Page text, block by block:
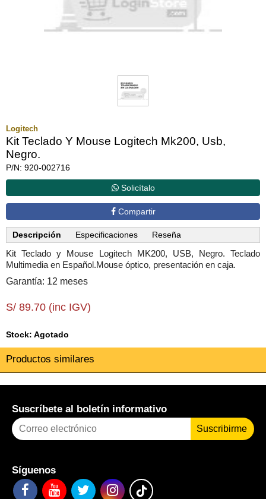
Logitech
Kit Teclado Y Mouse Logitech Mk200, Usb,
Negro.
P/N: 920-002716
Solicítalo
Compartir
Descripción Especificaciones Reseña
Kit Teclado y Mouse Logitech MK200, USB, Negro. Teclado
Multimedia en Español.Mouse óptico, presentación en caja.
Garantía: 12 meses
S/ 89.70 (inc IGV)
Stock: Agotado
Productos similares
Suscríbete al boletín informativo
Suscribirme
Síguenos